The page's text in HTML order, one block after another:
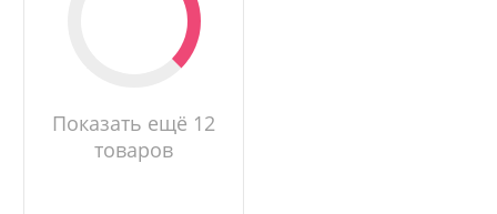
Показать ещё 12
товаров